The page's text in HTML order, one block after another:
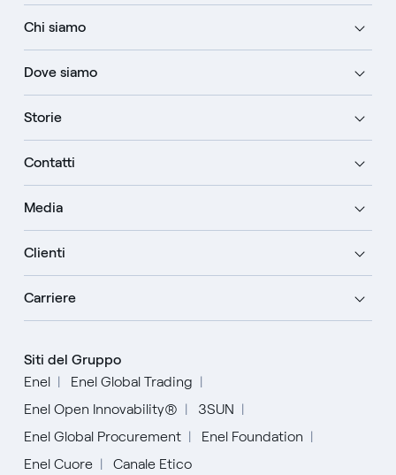
Chi siamo
Dove siamo
Storie
Contatti
Media
Clienti
Carriere
Siti del Gruppo
Enel
Enel Global Trading
Enel Open Innovability®
3SUN
Enel Global Procurement
Enel Foundation
Enel Cuore
Canale Etico